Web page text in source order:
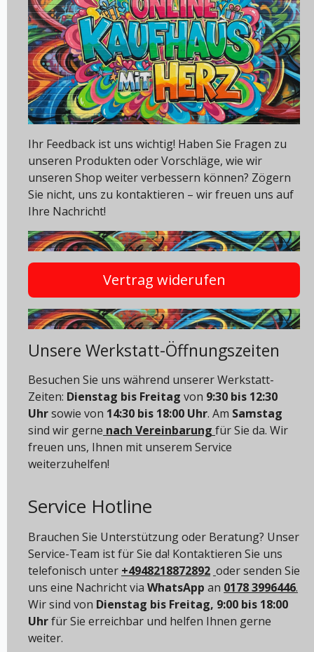
Ihr Feedback ist uns wichtig! Haben Sie Fragen zu
unseren Produkten oder Vorschläge, wie wir
unseren Shop weiter verbessern können? Zögern
Sie nicht, uns zu kontaktieren – wir freuen uns auf
Ihre Nachricht!
Vertrag widerufen
Unsere Werkstatt-Öffnungszeiten
Besuchen Sie uns während unserer Werkstatt-
Zeiten: Dienstag bis Freitag von 9:30 bis 12:30
Uhrsowie von 14:30 bis 18:00 Uhr. Am Samstag
sind wir gerne nach Vereinbarung für Sie da. Wir
freuen uns, Ihnen mit unserem Service
weiterzuhelfen!
Service Hotline
Brauchen Sie Unterstützung oder Beratung? Unser
Service-Team ist für Sie da! Kontaktieren Sie uns
telefonisch unter +4948218872892 oder senden Sie
uns eine Nachricht via WhatsApp an 0178 3996446.
Wir sind von Dienstag bis Freitag, 9:00 bis 18:00
Uhrfür Sie erreichbar und helfen Ihnen gerne
weiter.